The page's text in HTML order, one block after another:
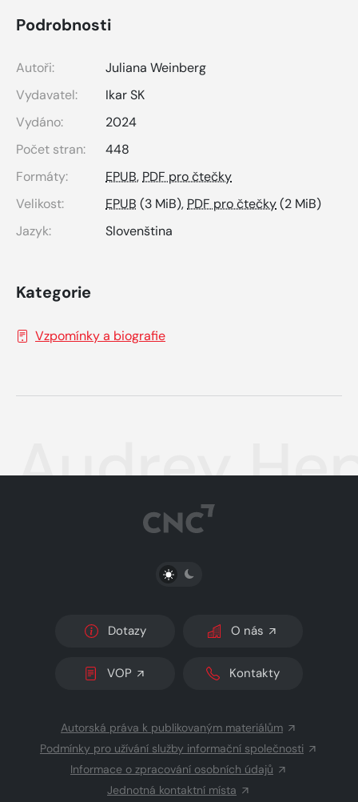
Podrobnosti
Autoři:
Juliana Weinberg
Vydavatel:
Ikar SK
Vydáno:
2024
Počet stran:
448
Formáty:
EPUB, PDF pro čtečky
Velikost:
EPUB (3 MiB), PDF pro čtečky(2 MiB)
Jazyk:
Slovenština
Kategorie
Vzpomínky a biografie
Audrey
PŘEPNOUT SVĚTLÝ/TMAVÝ REŽIM
Dotazy O nás
VOP Kontakty
Autorská práva k publikovaným materiálům
Podmínky pro užívání služby informační společnosti
Informace o zpracování osobních údajů
Jednotná kontaktní místa